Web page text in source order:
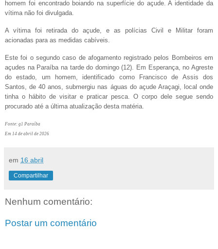
homem foi encontrado boiando na superfície do açude. A identidade da
vítima não foi divulgada.
A vítima foi retirada do açude, e as polícias Civil e Militar foram
acionadas para as medidas cabíveis.
Este foi o segundo caso de afogamento registrado pelos Bombeiros em
açudes na Paraíba na tarde do domingo (12). Em Esperança, no Agreste
do estado, um homem, identificado como Francisco de Assis dos
Santos, de 40 anos, submergiu nas águas do açude Araçagi, local onde
tinha o hábito de visitar e praticar pesca. O corpo dele segue sendo
procurado até a última atualização desta matéria.
Fonte: g1 Paraíba
Em 14 de abril de 2026
em 16 abril
Compartilhar
Nenhum comentário:
Postar um comentário